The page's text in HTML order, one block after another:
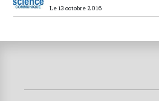
Le 13 octobre 2016